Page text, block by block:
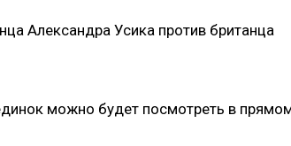
Александра Усика против британца
можно будет посмотреть в